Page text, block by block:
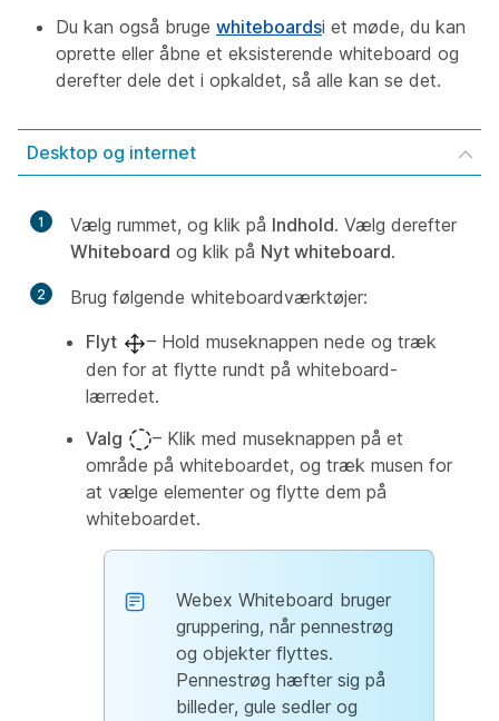
Du kan også bruge whiteboardsi et møde, du kan
oprette eller åbne et eksisterende whiteboard og
derefter dele det i opkaldet, så alle kan se det.
Desktop og internet
1 Vælg rummet, og klik på Indhold. Vælg derefter
Whiteboard og klik på Nyt whiteboard.
2
Brug følgende whiteboardværktøjer:
Flyt
– Hold museknappen nede og træk
den for at flytte rundt på whiteboard-
lærredet.
Valg
– Klik med museknappen på et
område på whiteboardet, og træk musen for
at vælge elementer og flytte dem på
whiteboardet.
Webex Whiteboard bruger
gruppering, når pennestrøg
og objekter flyttes.
Pennestrøg hæfter sig på
billeder, gule sedler og